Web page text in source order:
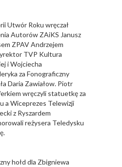
Utwór Roku wręczał
Autorów ZAiKS Janusz
ZPAV Andrzejem
TVP Kultura
i Wojciecha
za Fonograficzny
Daria Zawiałow. Piotr
wręczyli statuetkę za
a Wiceprezes Telewizji
z Ryszardem
reżysera Teledysku
hołd dla Zbigniewa